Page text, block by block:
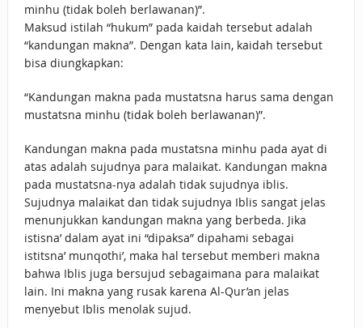
minhu (tidak boleh berlawanan)”.
Maksud istilah “hukum” pada kaidah tersebut adalah
“kandungan makna”. Dengan kata lain, kaidah tersebut
bisa diungkapkan:
“Kandungan makna pada mustatsna harus sama dengan
mustatsna minhu (tidak boleh berlawanan)”.
Kandungan makna pada mustatsna minhu pada ayat di
atas adalah sujudnya para malaikat. Kandungan makna
pada mustatsna-nya adalah tidak sujudnya iblis.
Sujudnya malaikat dan tidak sujudnya Iblis sangat jelas
menunjukkan kandungan makna yang berbeda. Jika
istisna’ dalam ayat ini “dipaksa” dipahami sebagai
istitsna’ munqothi’, maka hal tersebut memberi makna
bahwa Iblis juga bersujud sebagaimana para malaikat
lain. Ini makna yang rusak karena Al-Qur’an jelas
menyebut Iblis menolak sujud.